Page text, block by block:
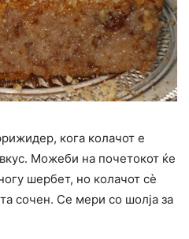
кога колачот е
Можеби на почетокот ќе
шербет, но колачот сè
сочен. Се мери со шолја за